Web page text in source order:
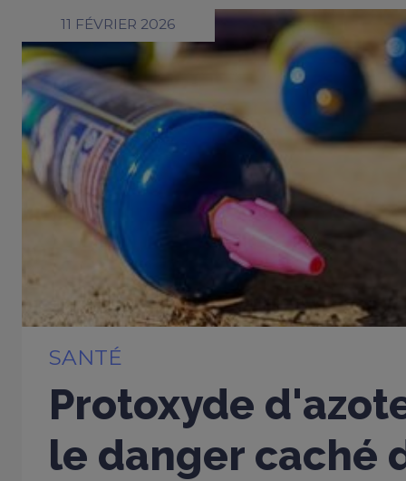
11 FÉVRIER 2026
SANTÉ
Protoxyde
le danger caché